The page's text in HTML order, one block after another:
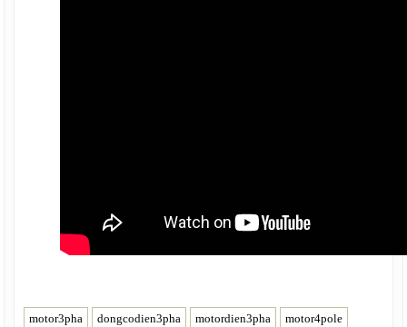
motor3pha dongcodien3pha motordien3pha
motor4pole